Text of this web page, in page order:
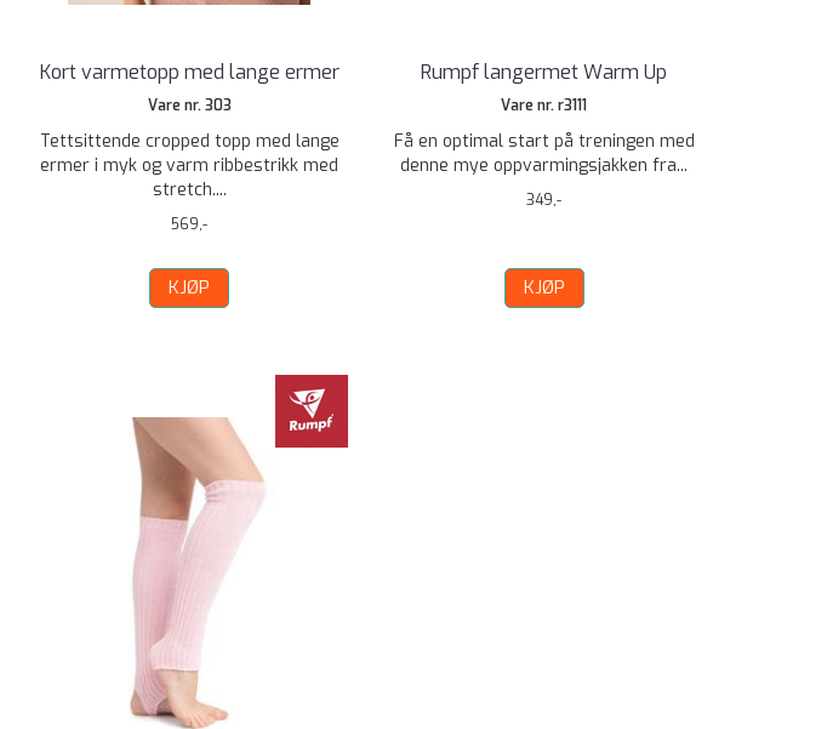
Kort varmetopp med lange ermer
Vare nr. 303
Tettsittende cropped topp med lange
ermer i myk og varm ribbestrikk med
stretch....
569,-
KJØP
Rumpf langermet Warm Up
Vare nr. r3111
Få en optimal start på treningen med
denne mye oppvarmingsjakken fra...
349,-
KJØP